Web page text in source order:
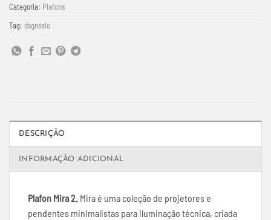
Categoria: Plafons
Tag: dsgnselo
DESCRIÇÃO
INFORMAÇÃO ADICIONAL
Plafon Mira 2. Mira é uma coleção de projetores e
pendentes minimalistas para iluminação técnica, criada